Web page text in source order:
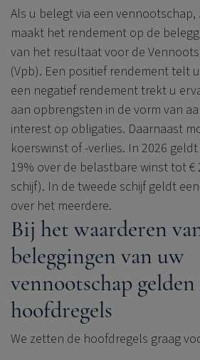
Als u belegt via een vennootschap,
maakt het rendement op de
van het resultaat voor de
(Vpb). Een positief rendement telt
een negatief rendement trekt u
aan opbrengsten in de vorm van
interest op obligaties. Daarnaast
koerswinst of -verlies. In 2026
19% over de belastbare winst tot €
schijf). In de tweede schijf geldt
over het meerdere.
Bij het waarderen
beleggingen van uw
vennootschap
hoofdregels
We zetten de hoofdregels graag